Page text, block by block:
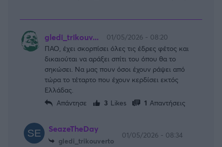
gledi_trikouv...
01/05/2026 - 08:20
ΠΑΟ, έχει σκορπίσει όλες τις έδρες φέτος και
δικαιούται να αράξει σπίτι του όπου θα το
σηκώσει. Να μας πουν όσοι έχουν ράψει από
τώρα το τέταρτο που έχουν κερδίσει εκτός
Ελλάδας.
Απάντησε
3 Likes 1 Απαντήσεις
SeazeTheDay
gledi_trikouverto
01/05/2026 - 08:34